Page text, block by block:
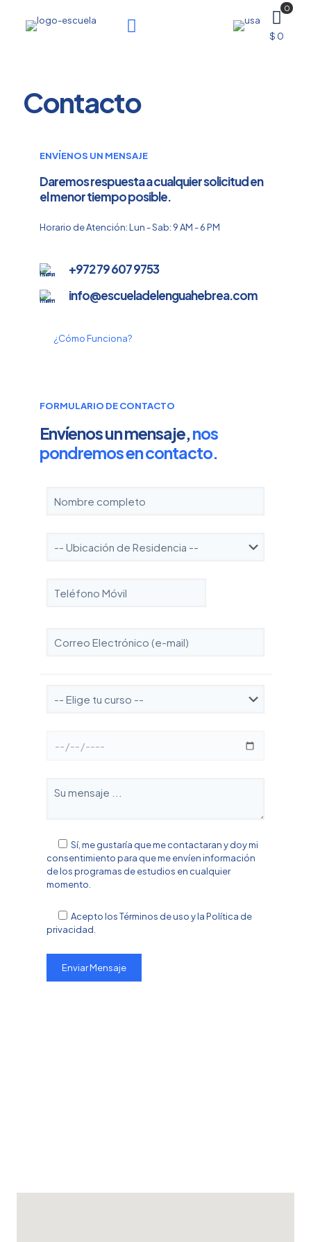
0
$ 0
Contacto
ENVÍENOS UN MENSAJE
Daremos respuesta a cualquier solicitud en
el menor tiempo posible.
Horario de Atención: Lun - Sab: 9 AM - 6 PM
+972 79 607 9753
info@escueladelenguahebrea.com
¿Cómo Funciona?
FORMULARIO DE CONTACTO
Envíenos un mensaje,nos
pondremos en contacto.
Sí, me gustaría que me contactaran y doy mi
consentimiento para que me envíen información
de los programas de estudios en cualquier
momento.
Acepto losTérminos de uso y la Política de
privacidad.